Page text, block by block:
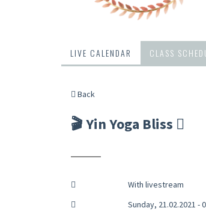
LIVE CALENDAR CLASS
Back
🎬 Yin Yoga Bliss
With livestream
Sunday, 21.02.2021 -